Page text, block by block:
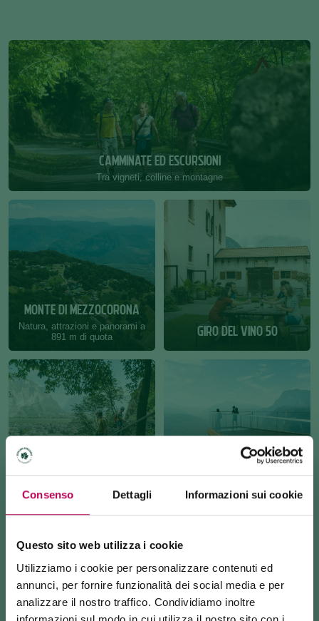
Consenso Dettagli Informazioni sui cookie
Questo sito web utilizza i cookie
Utilizziamo i cookie per personalizzare contenuti ed
annunci, per fornire funzionalità dei social media e per
analizzare il nostro traffico. Condividiamo inoltre
CAMMINATE ED ESCURSIONI
Tra vigneti, colline e montagne
MONTE DI MEZZOCORONA
Natura, attrazioni e panorami a
891 m di quota
GIRO DEL VINO 50
livello
ATTRAZIONI
panoramici